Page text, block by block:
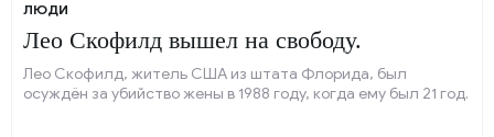
ЛЮДИ
Лео Скофилд вышел на свободу.
Лео Скофилд, житель США из штата Флорида, был
осуждён за убийство жены в 1988 году, когда ему был 21 год.